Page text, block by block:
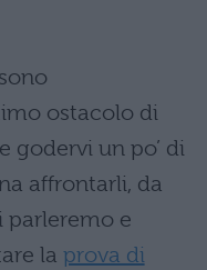
sono
ostacolo di
godervi un po’ di
affrontarli, da
parleremo e
la prova di